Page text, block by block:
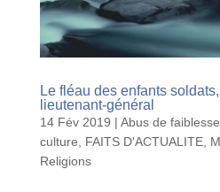
Le fléau des enfants
lieutenant-général
14 Fév 2019 | Abus de faiblesse
culture
FAITS D'ACTUALITE,
Religions